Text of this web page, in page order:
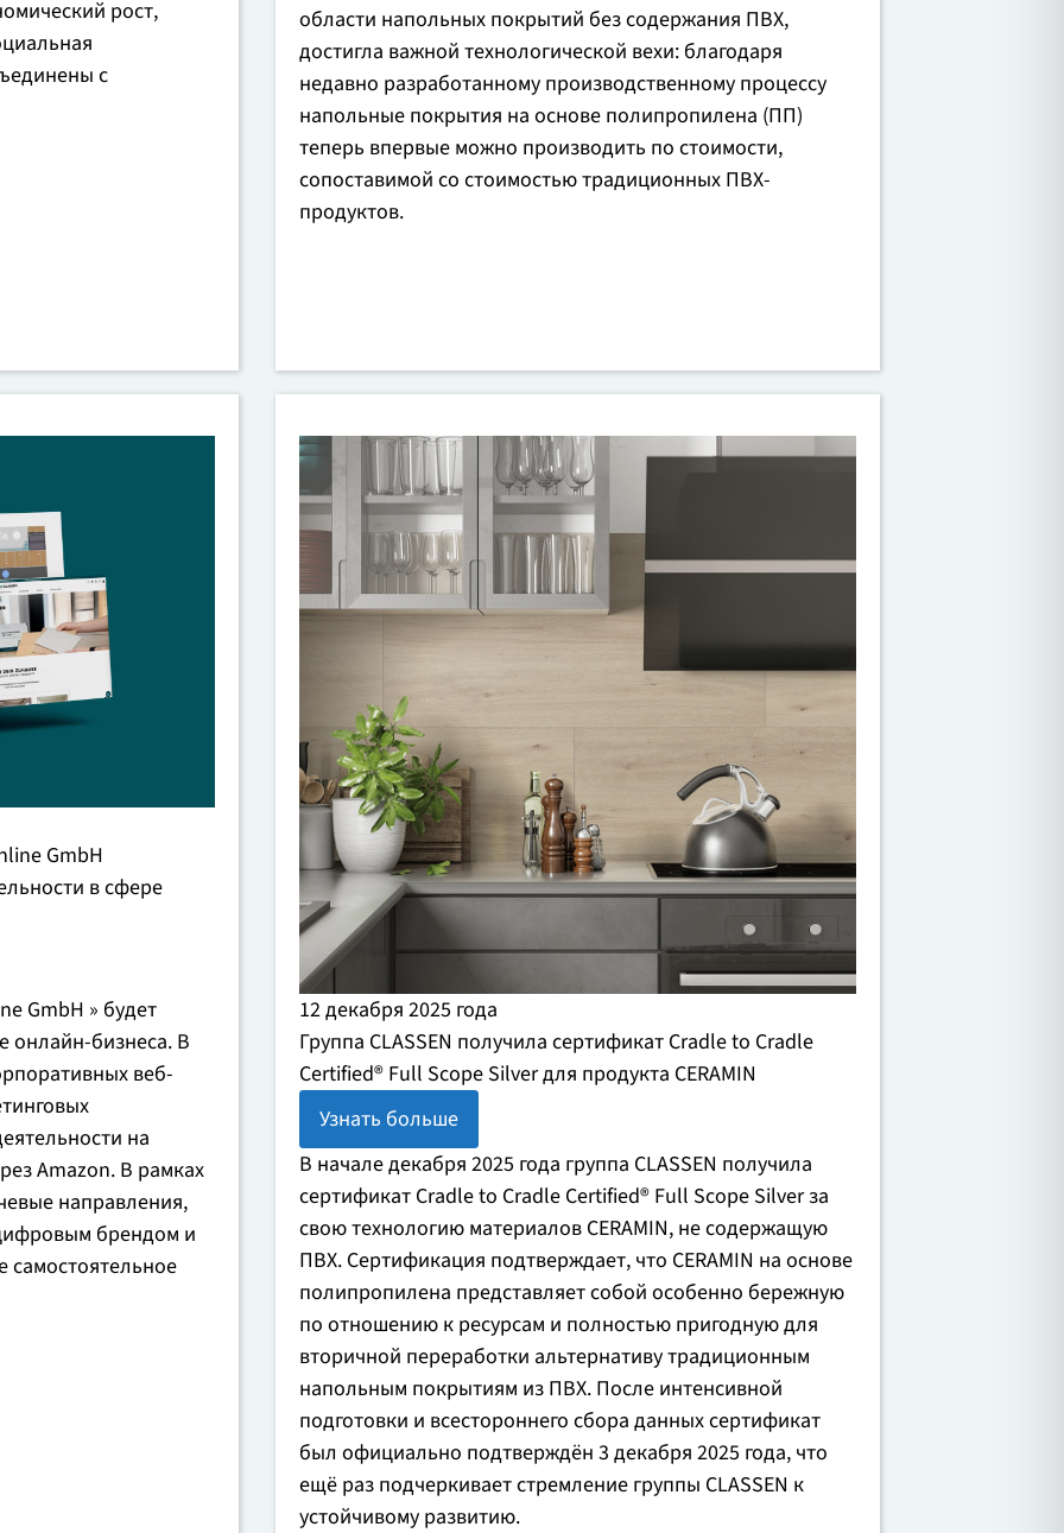
рост,
с
области напольных покрытий без содержания ПВХ,
достигла важной технологической вехи: благодаря
недавно разработанному производственному процессу
напольные покрытия на основе полипропилена (ПП)
теперь впервые можно производить по стоимости,
сопоставимой со стоимостью традиционных ПВХ-
продуктов.
GmbH
в сфере
GmbH » будет
онлайн-бизнеса. В
веб-
на
Amazon. В рамках
направления,
брендом и
самостоятельное
12 декабря 2025 года
Группа CLASSEN получила сертификат Cradle to Cradle
Certified® Full Scope Silver для продукта CERAMIN
Узнать больше
В начале декабря 2025 года группа CLASSEN получила
сертификат Cradle to Cradle Certified® Full Scope Silver за
свою технологию материалов CERAMIN, не содержащую
ПВХ. Сертификация подтверждает, что CERAMIN на основе
полипропилена представляет собой особенно бережную
по отношению к ресурсам и полностью пригодную для
вторичной переработки альтернативу традиционным
напольным покрытиям из ПВХ. После интенсивной
подготовки и всестороннего сбора данных сертификат
был официально подтверждён 3 декабря 2025 года, что
ещё раз подчеркивает стремление группы CLASSEN к
устойчивому развитию.